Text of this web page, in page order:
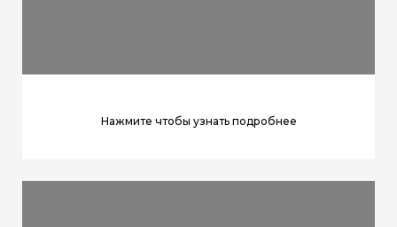
Нажмите чтобы узнать подробнее